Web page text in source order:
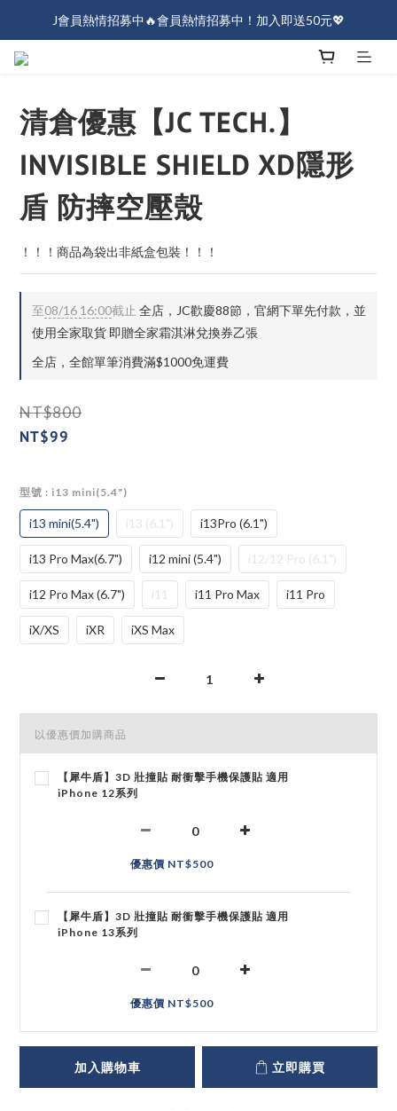
J會員熱情招募中🔥會員熱情招募中！加入即送50元💖
J會員熱情招募中🔥會員熱情招募中！加入即送50元💖
清倉優惠【JC TECH.】
INVISIBLE SHIELD XD隱形
盾 防摔空壓殼
！！！商品為袋出非紙盒包裝！！！
至08/16 16:00截止 全店，JC歡慶88節，官網下單先付款，並
使用全家取貨 即贈全家霜淇淋兌換券乙張
全店，全館單筆消費滿$1000免運費
NT$800
NT$99
型號 : i13 mini(5.4")
i13 mini(5.4") i13 (6.1") i13Pro (6.1")
i13 Pro Max(6.7") i12 mini (5.4") i12/12 Pro (6.1")
i12 Pro Max (6.7") i11 i11 Pro Max i11 Pro
iX/XS iXR iXS Max
以優惠價加購商品
【犀牛盾】3D 壯撞貼 耐衝擊手機保護貼 適用
iPhone 12系列
優惠價 NT$500
【犀牛盾】3D 壯撞貼 耐衝擊手機保護貼 適用
iPhone 13系列
優惠價 NT$500
加入購物車 立即購買